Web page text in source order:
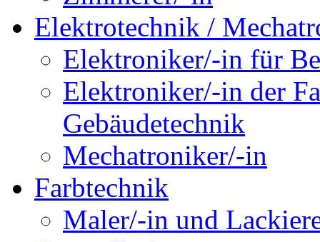
Elektrotechnik /
Elektroniker/-in für
Elektroniker/-in der
Gebäudetechnik
Mechatroniker/-in
Farbtechnik
Maler/-in und